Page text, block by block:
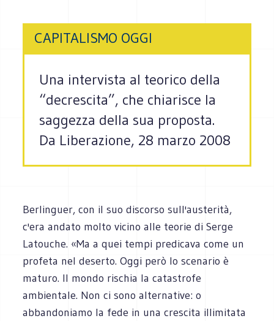
CAPITALISMO OGGI
Una intervista al teorico della
“decrescita”, che chiarisce la
saggezza della sua proposta.
Da Liberazione, 28 marzo 2008
Berlinguer, con il suo discorso sull'austerità,
c'era andato molto vicino alle teorie di Serge
Latouche. «Ma a quei tempi predicava come un
profeta nel deserto. Oggi però lo scenario è
maturo. Il mondo rischia la catastrofe
ambientale. Non ci sono alternative: o
abbandoniamo la fede in una crescita illimitata